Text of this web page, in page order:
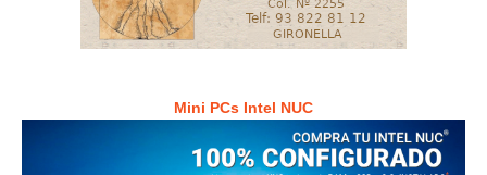
Mini PCs Intel NUC